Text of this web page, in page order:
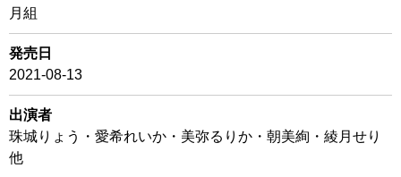
月組
発売日
2021-08-13
出演者
珠城りょう・愛希れいか・美弥るりか・朝美絢・綾月せり
他